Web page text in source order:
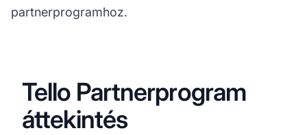
partnerprogramhoz.
Tello Partnerprogram
áttekintés